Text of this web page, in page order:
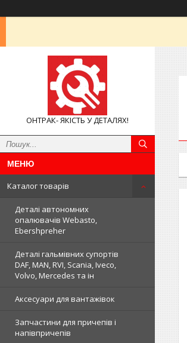
ОНТРАК- ЯКІСТЬ У ДЕТАЛЯХ!
Каталог товарів
Деталі автономних
опалювачів Webasto,
Ebershpreher
Деталі гальмівних супортів
DAF, MAN, RVI, Scania, Iveco,
Volvo, Mercedes та ін
Аксесуари для вантажівок
Запчастини для причепів і
напівпричепів